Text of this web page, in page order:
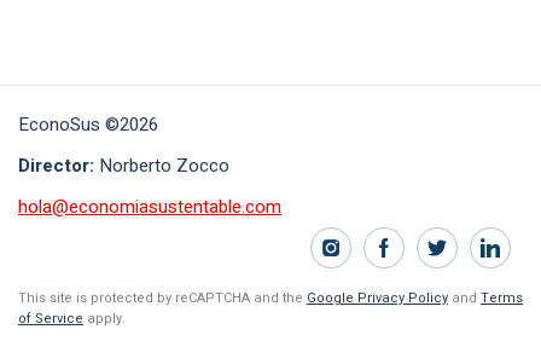
EconoSus ©2026
Director: Norberto Zocco
hola@economiasustentable.com
This site is protected by reCAPTCHA and the Google Privacy Policy and Terms
of Service apply.